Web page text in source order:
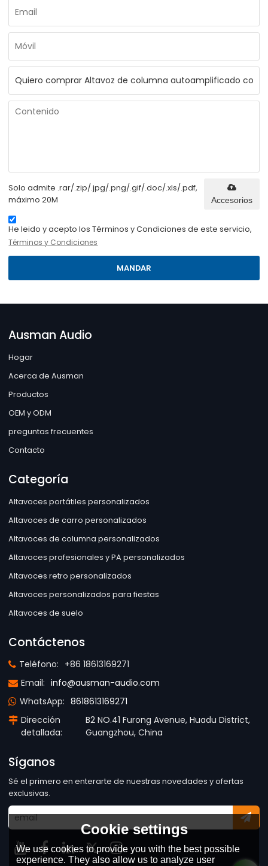
Solo admite .rar/.zip/.jpg/.png/.gif/.doc/.xls/.pdf,
máximo 20M
Accesorios
He leido y acepto los Términos y Condiciones de este servicio,
Términos y Condiciones
MANDAR
Ausman Audio
Hogar
Acerca de Ausman
Productos
OEM y ODM
preguntas frecuentes
Contacto
Categoría
Altavoces portátiles personalizados
Altavoces de carro personalizados
Altavoces de columna personalizados
Altavoces profesionales y PA personalizados
Altavoces retro personalizados
Altavoces personalizados para fiestas
Altavoces de suelo
Contáctenos
Teléfono: +86 18613169271
Email: info@ausman-audio.com
WhatsApp: 8618613169271
Dirección
detallada:
B2 NO.41 Furong Avenue, Huadu District,
Guangzhou, China
Síganos
Sé el primero en enterarte de nuestras novedades y ofertas
exclusivas.
Cookie settings
We use cookies to provide you with the best possible
experience. They also allow us to analyze user